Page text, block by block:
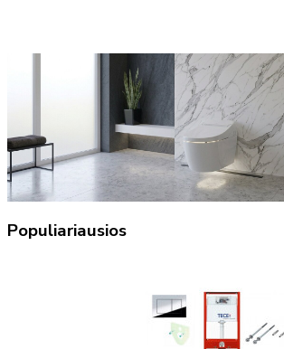
Populiariausios